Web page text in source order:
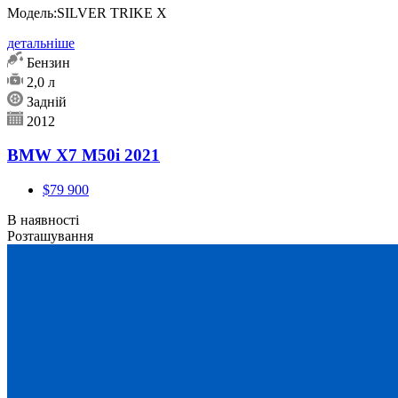
Модель:SILVER TRIKE X
детальніше
Бензин
2,0 л
Задній
2012
BMW X7 M50i 2021
$79 900
В наявності
Розташування